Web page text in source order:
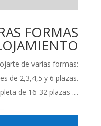
FORMAS
de varias formas:
de 2,3,4,5 y 6 plazas.
de 16-32 plazas ....